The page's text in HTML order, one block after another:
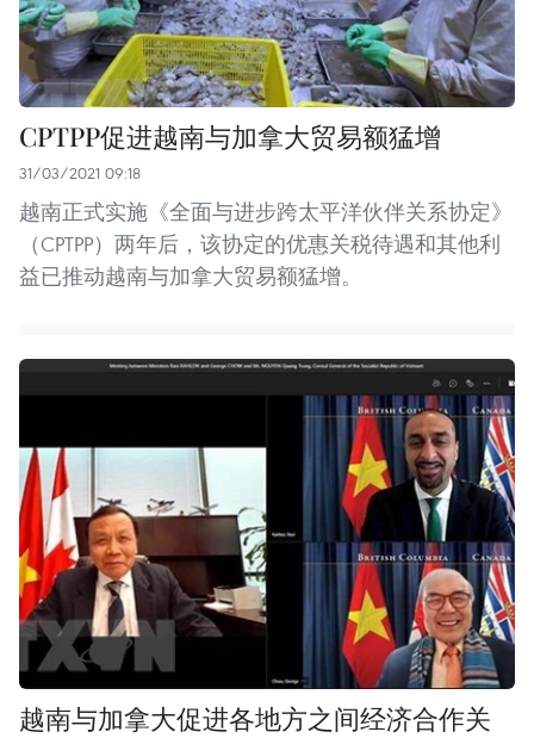
CPTPP促进越南与加拿大贸易额猛增
31/03/2021 09:18
越南正式实施《全面与进步跨太平洋伙伴关系协定》
（CPTPP）两年后，该协定的优惠关税待遇和其他利
益已推动越南与加拿大贸易额猛增。
越南与加拿大促进各地方之间经济合作关